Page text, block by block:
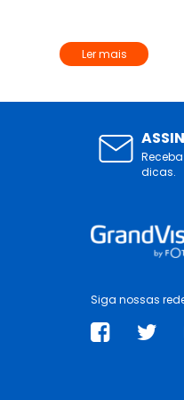
Ler mais
dicas.
Siga nossas